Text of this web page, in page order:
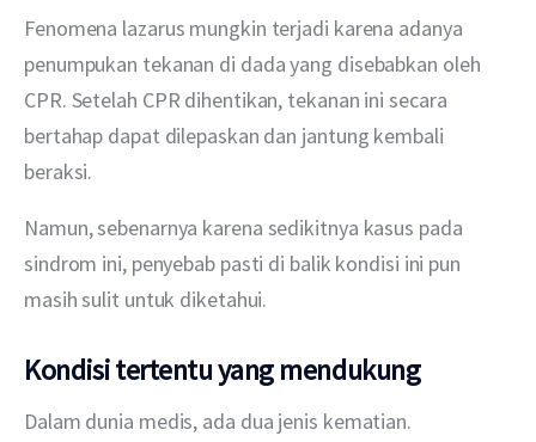
Fenomena lazarus mungkin terjadi karena adanya
penumpukan tekanan di dada yang disebabkan oleh
CPR. Setelah CPR dihentikan, tekanan ini secara
bertahap dapat dilepaskan dan jantung kembali
beraksi.
Namun, sebenarnya karena sedikitnya kasus pada
sindrom ini, penyebab pasti di balik kondisi ini pun
masih sulit untuk diketahui.
Kondisi tertentu yang mendukung
Dalam dunia medis, ada dua jenis kematian.